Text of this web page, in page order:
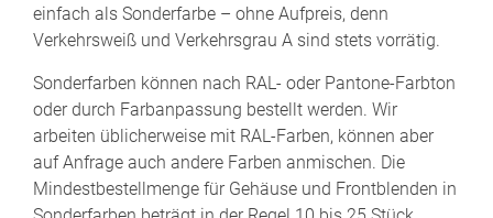
einfach als Sonderfarbe – ohne Aufpreis, denn
Verkehrsweiß und Verkehrsgrau A sind stets vorrätig.
Sonderfarben können nach RAL- oder Pantone-Farbton
oder durch Farbanpassung bestellt werden. Wir
arbeiten üblicherweise mit RAL-Farben, können aber
auf Anfrage auch andere Farben anmischen. Die
Mindestbestellmenge für Gehäuse und Frontblenden in